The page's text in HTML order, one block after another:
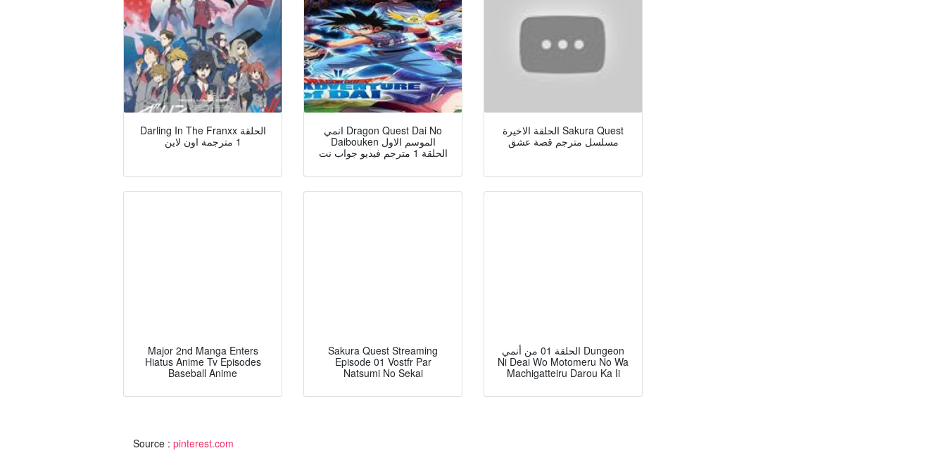
Darling In The Franxx الحلقة
1 مترجمة اون لاين
انمي Dragon Quest Dai No
Daibouken الموسم الاول
الحلقة 1 مترجم فيديو جواب نت
الحلقة الاخيرة Sakura Quest
مسلسل مترجم قصة عشق
Major 2nd Manga Enters
Hiatus Anime Tv Episodes
Baseball Anime
Sakura Quest Streaming
Episode 01 Vostfr Par
Natsumi No Sekai
الحلقة 01 من أنمي Dungeon
Ni Deai Wo Motomeru No Wa
Machigatteiru Darou Ka Ii
Source : pinterest.com